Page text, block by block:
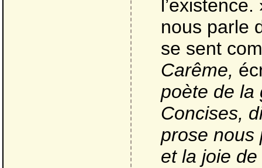
nous parle
se sent
Carême,
poète de la
Concises,
prose nous
et la joie de